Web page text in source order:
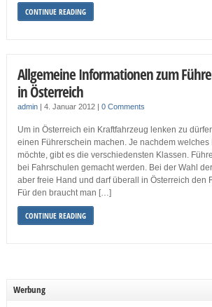
CONTINUE READING
Allgemeine Informationen zum
in Österreich
admin| 4. Januar 2012 | 0 Comments
Um in Österreich ein Kraftfahrzeug lenken zu
einen Führerschein machen. Je nachdem welches
möchte, gibt es die verschiedensten Klassen.
bei Fahrschulen gemacht werden. Bei der Wahl
aber freie Hand und darf überall in Österreich den
Für den braucht man […]
CONTINUE READING
Werbung